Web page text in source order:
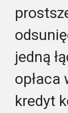
jedną
opłaca
kredyt